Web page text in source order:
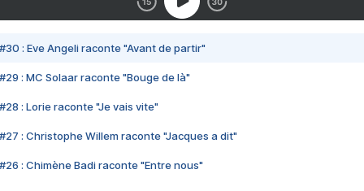
#30 : Eve Angeli raconte "Avant de partir"
#29 : MC Solaar raconte "Bouge de là"
#28 : Lorie raconte "Je vais vite"
#27 : Christophe Willem raconte "Jacques a dit"
#26 : Chimène Badi raconte "Entre nous"